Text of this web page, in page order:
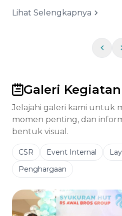
Lihat Selengkapnya
Galeri
Jelajahi galeri kami untuk
momen penting, dan
bentuk visual.
CSR Event Internal
Penghargaan